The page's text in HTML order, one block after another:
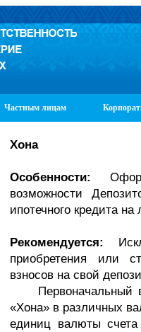
Частным лицам
Хона
Особенности:
возможности
ипотечного кредита
Рекомендуется:
приобретения или
взносов на свой
Первоначальный
«Хона» в различных
единиц валюты